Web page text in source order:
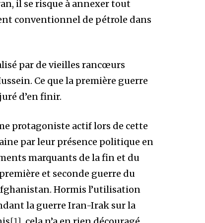
il se risque à annexer tout
conventionnel de pétrole dans
par de vieilles rancœurs
Ce que la première guerre
d’en finir.
protagoniste actif lors de cette
par leur présence politique en
marquants de la fin et du
et seconde guerre du
Hormis l’utilisation
la guerre Iran-Irak sur la